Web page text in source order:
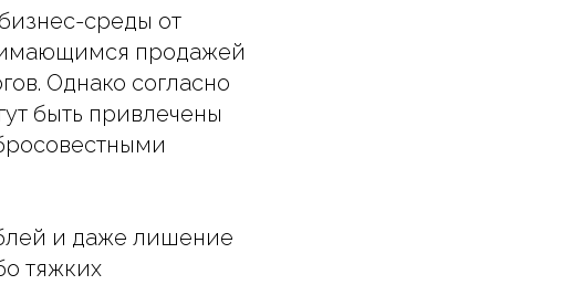
среды от
продажей
Однако согласно
быть привлечены
и даже лишение
тяжких